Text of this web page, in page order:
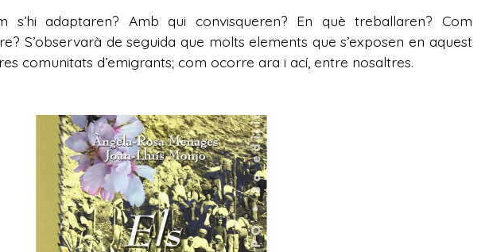
s’hi adaptaren? Amb qui convisqueren? En què treballaren? Com
S’observarà de seguida que molts elements que s’exposen en aquest
comunitats d’emigrants; com ocorre ara i ací, entre nosaltres.